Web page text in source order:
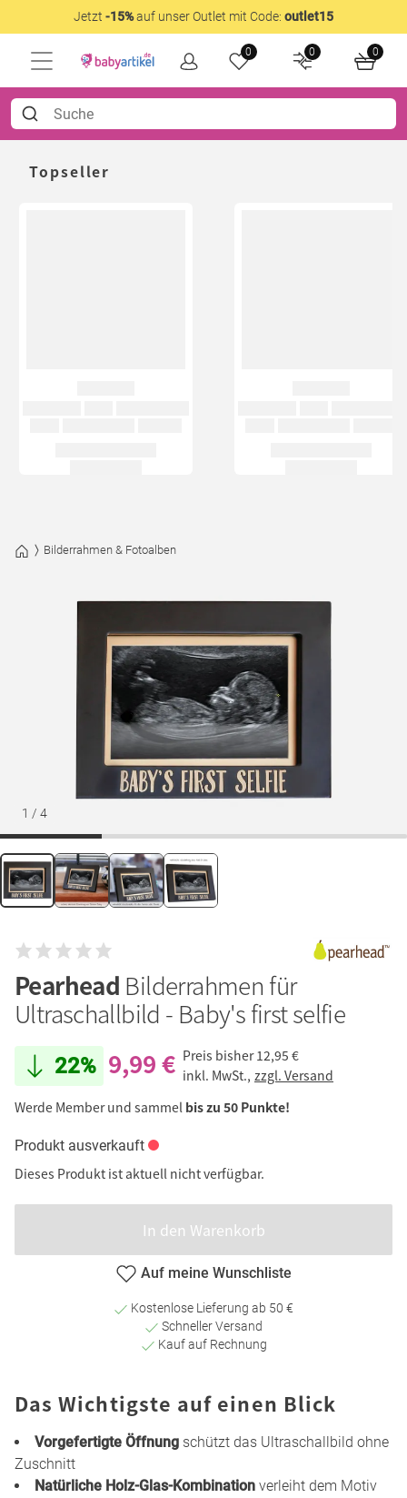
Jetzt -15%auf unser Outlet mit Code: outlet15
0 0 0
Topseller
Bilderrahmen & Fotoalben
1 / 4
Pearhead Bilderrahmen für
Ultraschallbild - Baby's first selfie
22% 9,99 € Preis bisher 12,95 €
inkl. MwSt., zzgl. Versand
Werde Member und sammel bis zu 50 Punkte!
Produkt ausverkauft
Dieses Produkt ist aktuell nicht verfügbar.
In den Warenkorb
Auf meine Wunschliste
Kostenlose Lieferung ab 50 €
Schneller Versand
Kauf auf Rechnung
Das Wichtigste auf einen Blick
Vorgefertigte Öffnung schützt das Ultraschallbild ohne
Zuschnitt
Natürliche Holz-Glas-Kombination verleiht dem Motiv